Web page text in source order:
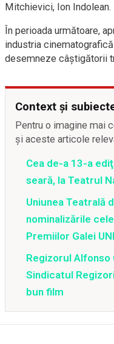
Mitchievici, Ion Indolean.
În perioada următoare,
industria
desemneze câştigătorii
Context și
Pentru o imagine mai
și aceste articole
Cea de-a 13-a
seară, la Teatrul
Uniunea Teatrală
nominalizările
Premiilor Galei
Regizorul
Sindicatul
bun film